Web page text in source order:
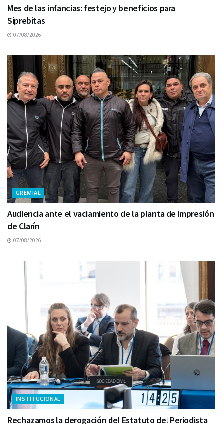
Mes de las infancias: festejo y beneficios para
Siprebitas
07/08/2026
GREMIAL
Audiencia ante el vaciamiento de la planta de impresión
de Clarín
07/08/2026
INSTITUCIONAL
Rechazamos la derogación del Estatuto del Periodista